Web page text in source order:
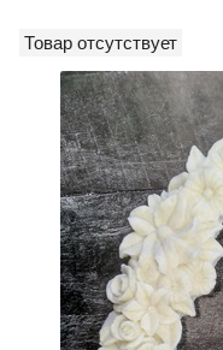
Товар отсутствует